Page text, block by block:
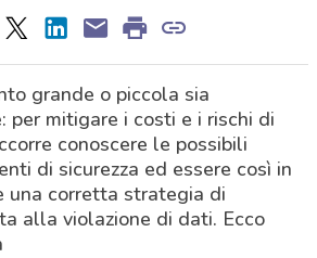
grande o piccola sia
per mitigare i costi e i rischi di
conoscere le possibili
di sicurezza ed essere così in
una corretta strategia di
alla violazione di dati. Ecco